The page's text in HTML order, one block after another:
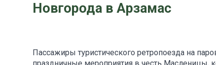
Новгорода в Арзамас
Пассажиры туристического ретропоезда на